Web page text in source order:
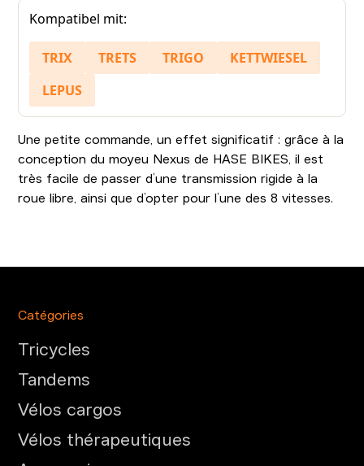
Kompatibel mit:
TRIX TRETS TRIGO
KETTWIESEL
LEPUS
Une petite commande, un effet significatif : grâce à la
conception du moyeu Nexus de HASE BIKES, il est
très facile de passer d’une transmission rigide à la
roue libre, ainsi que d’opter pour l’une des 8 vitesses.
Catégories
Tricycles
Tandems
Vélos cargos
Vélos thérapeutiques